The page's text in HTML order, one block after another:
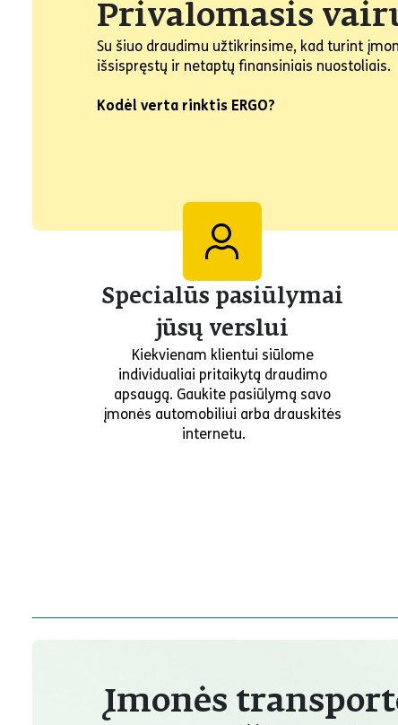
Privalomasis
Su šiuo draudimu užtikrinsime, kad turint
išsispręstų ir netaptų finansiniais nuostoliais.
Kodėl verta rinktis ERGO?
Specialūs pasiūlymai
jūsų verslui
Kiekvienam klientui siūlome
individualiai pritaikytą draudimo
apsaugą. Gaukite pasiūlymą savo
įmonės automobiliui arba drauskitės
internetu.
Įmonės